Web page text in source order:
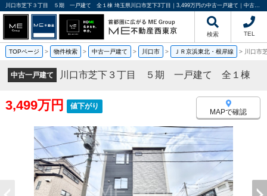
川口市芝下３丁目 ５期 一戸建て 全１棟 埼玉県川口市芝下3丁目｜3,499万円の中古一戸建て｜中古住宅や中古物件情報｜ME不動産西東京
検索 TEL
TOPページ > 物件検索 > 中古一戸建て > 川口市 > ＪＲ京浜東北・根岸線 > 川口
中古一戸建て 川口市芝下３丁目 ５期 一戸建て 全１棟
3,499万円 値下がり
MAPで確認